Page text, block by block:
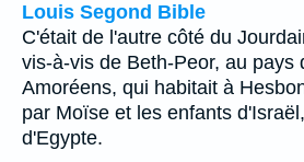
Louis Segond Bible
C'était de l'autre côté du
vis-à-vis de Beth-Peor, au pays
Amoréens, qui habitait à
par Moïse et les enfants
d'Egypte.